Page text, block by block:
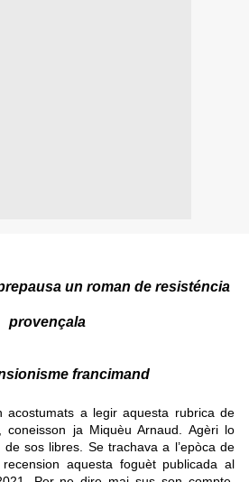
un roman de resisténcia
provençala
francimand
a legir aquesta rubrica de
coneisson ja Miquèu Arnaud. Agèri lo
sos libres. Se trachava a l’epòca de
aquesta foguèt publicada al